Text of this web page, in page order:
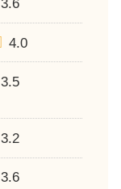
3.6
4.0
3.5
3.2
3.6